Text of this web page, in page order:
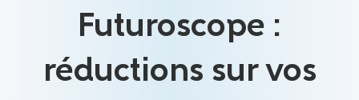
Futuroscope :
réductions sur vos